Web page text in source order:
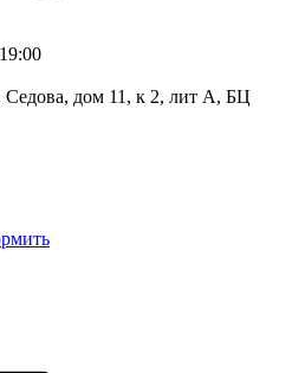
Седова, дом 11, к 2, лит А, БЦ